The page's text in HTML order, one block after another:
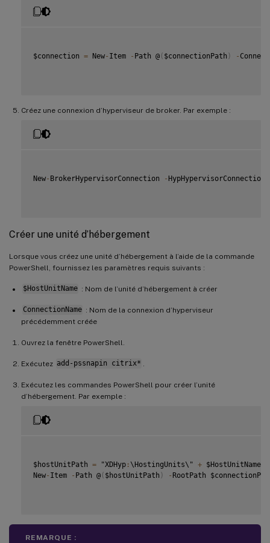
$connection = New- Item - Path @ ( $connectionPath ) -
Créez une connexion d’hyperviseur de broker. Par exemple :
New- BrokerHypervisorConnection -
Créer une unité d’hébergement
Lorsque vous créez une unité d’hébergement à l’aide de la commande
PowerShell, fournissez les paramètres requis suivants :
$HostUnitName : Nom de l’unité d’hébergement à créer
ConnectionName : Nom de la connexion d’hyperviseur
précédemment créée
Ouvrez la fenêtre PowerShell.
Exécutez add-pssnapin citrix*
Exécutez les commandes PowerShell pour créer l’unité
d’hébergement. Par exemple :
$hostUnitPath = "XDHyp : \HostingUnits\" + $HostUnitName
New- Item - Path @ ( $hostUnitPath ) - RootPath
REMARQUE :